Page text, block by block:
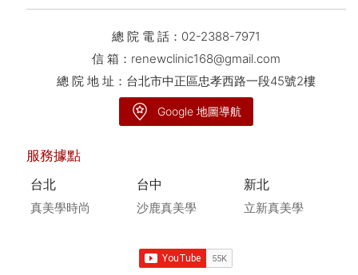
總 院 電 話： 02-2388-7971
信 箱： renewclinic168@gmail.com
總 院 地 址：台北市中正區忠孝西路一段45號2樓
Google 地圖導航
服務據點
台北
真美學時尚
台中
沙鹿真美學
新北
立新真美學